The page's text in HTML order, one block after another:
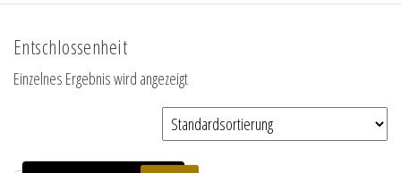
Entschlossenheit
Einzelnes Ergebnis wird angezeigt